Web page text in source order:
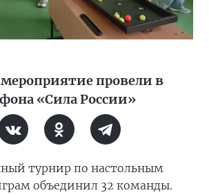
провели в
«Сила России»
турнир по настольным
объединил 32 команды.